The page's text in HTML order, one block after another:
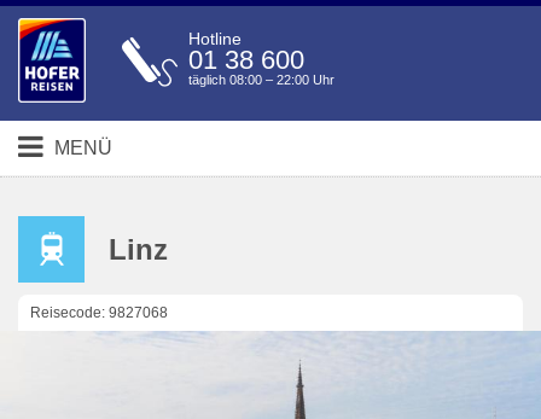
Hotline
01 38 600
täglich 08:00 – 22:00 Uhr
MENÜ
Linz
Reisecode: 9827068